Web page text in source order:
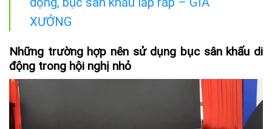
XƯỞNG
Những trường hợp nên sử dụng bục sân khấu di
động trong hội nghị nhỏ